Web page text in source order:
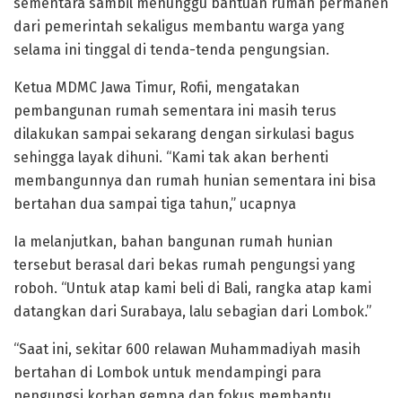
dari pemerintah sekaligus membantu warga yang
selama ini tinggal di tenda-tenda pengungsian.
Ketua MDMC Jawa Timur, Rofii, mengatakan
pembangunan rumah sementara ini masih terus
dilakukan sampai sekarang dengan sirkulasi bagus
sehingga layak dihuni. “Kami tak akan berhenti
membangunnya dan rumah hunian sementara ini bisa
bertahan dua sampai tiga tahun,” ucapnya
Ia melanjutkan, bahan bangunan rumah hunian
tersebut berasal dari bekas rumah pengungsi yang
roboh. “Untuk atap kami beli di Bali, rangka atap kami
datangkan dari Surabaya, lalu sebagian dari Lombok.”
“Saat ini, sekitar 600 relawan Muhammadiyah masih
bertahan di Lombok untuk mendampingi para